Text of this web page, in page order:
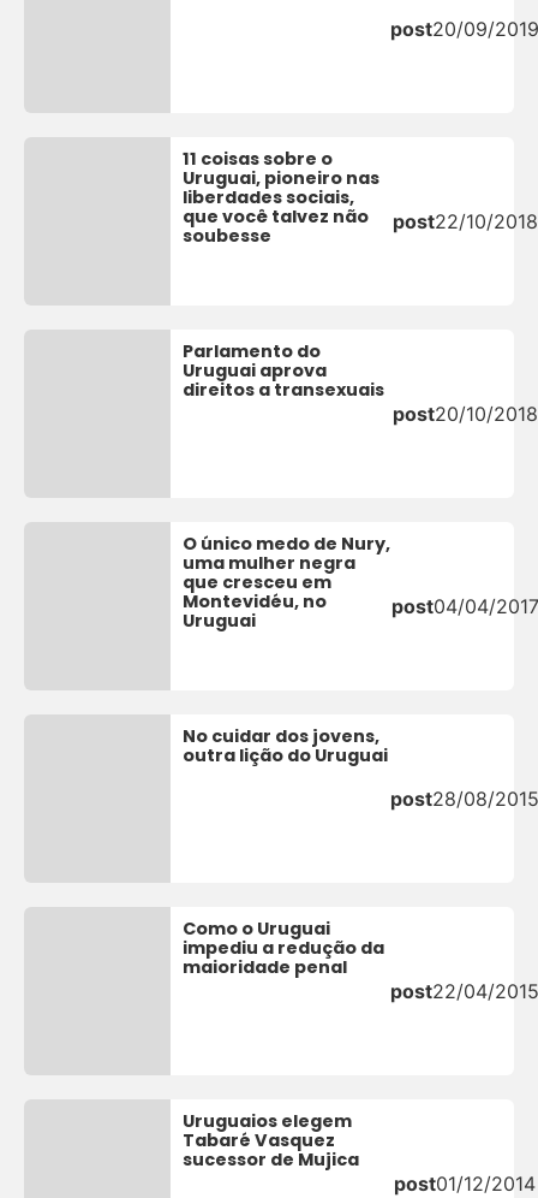
post20/09/
11 coisas sobre o
Uruguai, pioneiro nas
liberdades sociais,
que você talvez não
soubesse
post22/10/2018
Parlamento do
Uruguai aprova
direitos a transexuais
post20/10/2018
O único medo de Nury,
uma mulher negra
que cresceu em
Montevidéu, no
Uruguai
post04/04/2017
No cuidar dos jovens,
outra lição do Uruguai
post28/08/
Como o Uruguai
impediu a redução da
maioridade penal
post22/04/
Uruguaios elegem
Tabaré Vasquez
sucessor de Mujica
post01/12/2014